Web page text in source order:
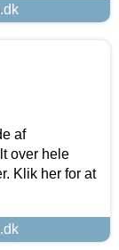
af
over hele
Klik her for at